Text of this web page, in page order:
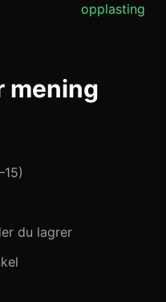
opplasting
mening
du lagrer